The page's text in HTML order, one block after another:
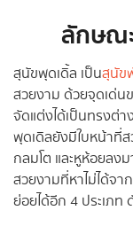
ลักษณ
สุนัขพุดเดิ้ล เป็นสุนัข
สวยงาม ด้วยจุดเด่
จัดแต่งได้เป็นทรงต่
พุดเดิลยังมีใบหน้าที่
กลมโต และหูห้อยลง
สวยงามที่หาไม่ได้จ
ย่อยได้อีก 4 ประเภท